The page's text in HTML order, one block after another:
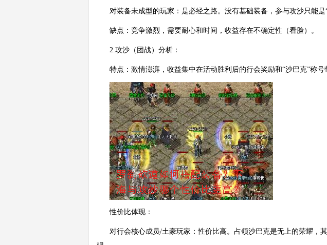
对装备未成型的玩家：是必经之路。没有基础装备，参与攻沙只能
缺点：竞争激烈，需要耐心和时间，收益存在不确定性（看脸）。
2.攻沙（团战）分析：
特点：激情澎湃，收益集中在活动胜利后的行会奖励和“沙巴克”称
性价比体现：
对行会核心成员/土豪玩家：性价比高。占领沙巴克是无上的荣耀，